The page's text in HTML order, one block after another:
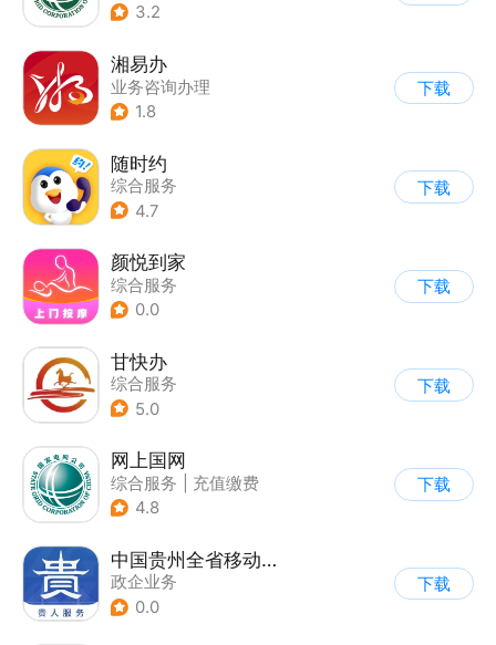
3.2
湘易办
业务咨询办理
1.8
下载
随时约
综合服务
4.7
下载
颜悦到家
综合服务
0.0
下载
甘快办
综合服务
5.0
下载
网上国网
综合服务
充值缴费
4.8
下载
中国贵州全省移动应用平台
政企业务
0.0
下载